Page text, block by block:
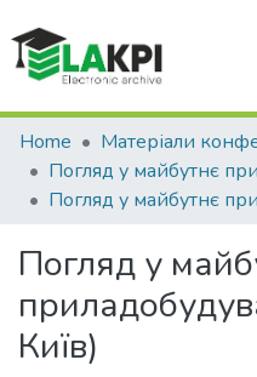
Communities & Collections
All of DSpace
Home
Погляд у
Київ)